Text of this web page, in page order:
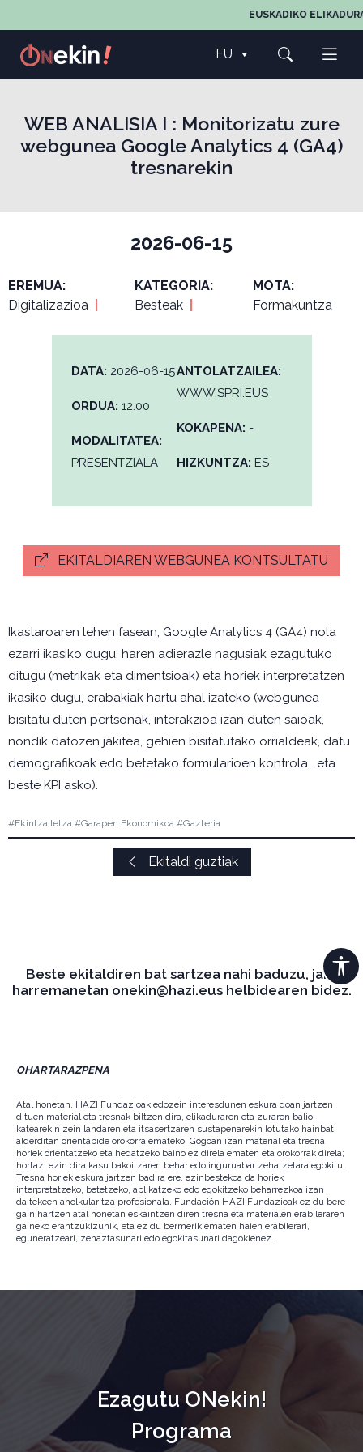
EUSKADIKO
EU
WEB ANALISIA I : Monitorizatu zure
webgunea Google Analytics 4 (GA4)
tresnarekin
2026-06-15
EREMUA:
Digitalizazioa
KATEGORIA:
Besteak
MOTA:
Formakuntza
DATA: 2026-06-15
ORDUA: 12:00
MODALITATEA:
PRESENTZIALA
ANTOLATZAILEA:
WWW.SPRI.EUS
KOKAPENA: -
HIZKUNTZA: ES
EKITALDIAREN WEBGUNEA KONTSULTATU
Ikastaroaren lehen fasean, Google Analytics 4 (GA4) nola
ezarri ikasiko dugu, haren adierazle nagusiak ezagutuko
ditugu (metrikak eta dimentsioak) eta horiek interpretatzen
ikasiko dugu, erabakiak hartu ahal izateko (webgunea
bisitatu duten pertsonak, interakzioa izan duten saioak,
nondik datozen jakitea, gehien bisitatutako orrialdeak, datu
demografikoak edo betetako formularioen kontrola… eta
beste KPI asko).
#Ekintzailetza #Garapen Ekonomikoa #Gazteria
Ekitaldi guztiak
Beste ekitaldiren bat sartzea nahi baduzu, jarri
harremanetan onekin@hazi.eus helbidearen bidez.
OHARTARAZPENA
Atal honetan, HAZI Fundazioak edozein interesdunen eskura doan jartzen
dituen material eta tresnak biltzen dira, elikaduraren eta zuraren balio-
katearekin zein landaren eta itsasertzaren sustapenarekin lotutako hainbat
alderditan orientabide orokorra emateko. Gogoan izan material eta tresna
horiek orientatzeko eta hedatzeko baino ez direla ematen eta orokorrak direla;
hortaz, ezin dira kasu bakoitzaren behar edo inguruabar zehatzetara egokitu.
Tresna horiek eskura jartzen badira ere, ezinbestekoa da horiek
interpretatzeko, betetzeko, aplikatzeko edo egokitzeko beharrezkoa izan
daitekeen aholkularitza profesionala. Fundación HAZI Fundazioak ez du bere
gain hartzen atal honetan eskaintzen diren tresna eta materialen erabileraren
gaineko erantzukizunik, eta ez du bermerik ematen haien erabilerari,
eguneratzeari, zehaztasunari edo egokitasunari dagokienez.
Ezagutu ONekin!
Programa